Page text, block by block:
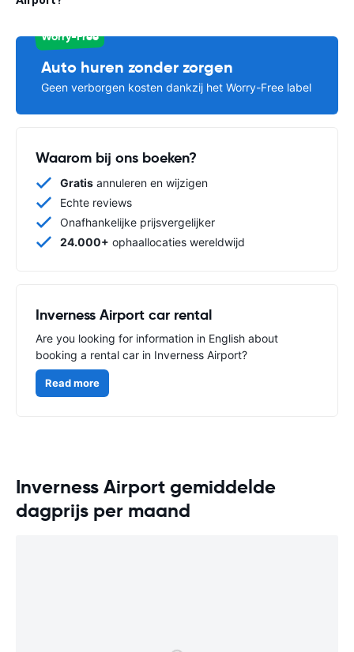
Worry-Free
Auto huren zonder zorgen
Geen verborgen kosten dankzij het Worry-Free label
Waarom bij ons boeken?
Gratis annuleren en wijzigen
Echte reviews
Onafhankelijke prijsvergelijker
24.000+ ophaallocaties wereldwijd
Inverness Airport car rental
Are you looking for information in English about
booking a rental car in Inverness Airport?
Read more
Inverness Airport gemiddelde
dagprijs per maand